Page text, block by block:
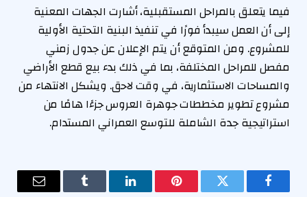
فيما يتعلق بالمراحل المستقبلية، أشارت الجهات المعنية
إلى أن العمل سيبدأ فورًا في تنفيذ البنية التحتية الأولية
للمشروع. ومن المتوقع أن يتم الإعلان عن جدول زمني
مفصل للمراحل المختلفة، بما في ذلك بدء بيع قطع الأراضي
والمساحات الاستثمارية، في وقت لاحق. ويشكل الانتهاء من
مشروع تطوير مخططات جوهرة العروس جزءًا هامًا من
استراتيجية جدة الشاملة للتوسع العمراني المستدام.
فيسبوك تويتر بينتيريستلينكدإن Tumblr البريد